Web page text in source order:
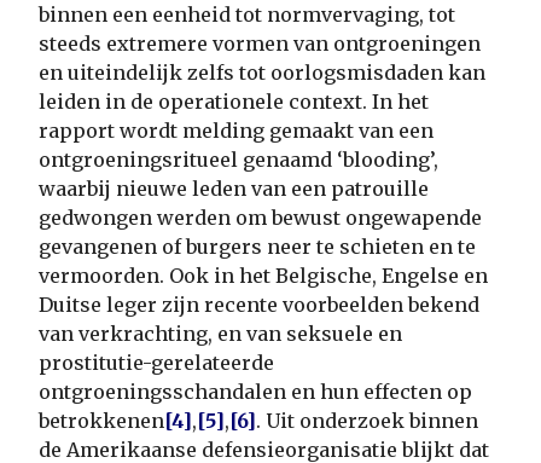
binnen een eenheid tot normvervaging, tot
steeds extremere vormen van ontgroeningen
en uiteindelijk zelfs tot oorlogsmisdaden kan
leiden in de operationele context. In het
rapport wordt melding gemaakt van een
ontgroeningsritueel genaamd ‘blooding’,
waarbij nieuwe leden van een patrouille
gedwongen werden om bewust ongewapende
gevangenen of burgers neer te schieten en te
vermoorden. Ook in het Belgische, Engelse en
Duitse leger zijn recente voorbeelden bekend
van verkrachting, en van seksuele en
prostitutie-gerelateerde
ontgroeningsschandalen en hun effecten op
betrokkenen[4],[5],[6]. Uit onderzoek binnen
de Amerikaanse defensieorganisatie blijkt dat